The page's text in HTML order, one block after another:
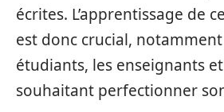
écrites. L’apprentissage de
est donc crucial,
étudiants, les enseignants
souhaitant perfectionner